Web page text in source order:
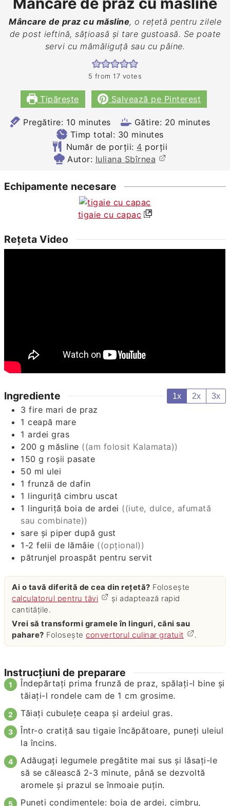
Mâncare de praz cu măsline, o rețetă pentru zilele
de post ieftină, sățioasă și tare gustoasă. Se poate
servi cu mămăliguță sau cu pâine.
5 from17 votes
Tipărește Salvează pe Pinterest
Pregătire: 10minutes
minutes Gătire: 20minutes
minutes
Timp total: 30minutes
minutes
Număr de porții: 4 porții
Autor: Iuliana Sbîrnea
Echipamente necesare
tigaie cu capac
Rețeta Video
Ingrediente 1x 2x 3x
3 fire mari de praz
1 ceapă mare
1 ardei gras
200 g măsline ((am folosit Kalamata))
150 g roșii pasate
50 ml ulei
1 frunză de dafin
1 linguriță cimbru uscat
1 linguriță boia de ardei ((iute, dulce, afumată
sau combinate))
sare și piper după gust
1-2 felii de lămâie ((opțional))
pătrunjel proaspăt pentru servit
Ai o tavă diferită de cea din rețetă? Folosește
calculatorul pentru tăvi
și adaptează rapid
cantitățile.
Vrei să transformi gramele în linguri, căni sau
pahare? Foloseșteconvertorul culinar gratuit .
Instrucțiuni de preparare
Îndepărtați prima frunză de praz, spălați-l bine și
tăiați-l rondele cam de 1 cm grosime.
Tăiați cubulețe ceapa și ardeiul gras.
Într-o cratiță sau tigaie încăpătoare, puneți uleiul
la încins.
Adăugați legumele pregătite mai sus și lăsați-le
să se călească 2-3 minute, până se dezvoltă
aromele și prazul se înmoaie puțin.
Puneți condimentele: boia de ardei, cimbru,